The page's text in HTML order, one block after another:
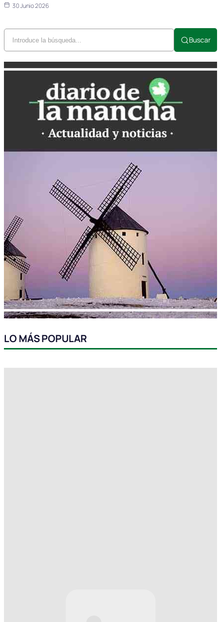
30 Junio 2026
Buscar
LO MÁS POPULAR